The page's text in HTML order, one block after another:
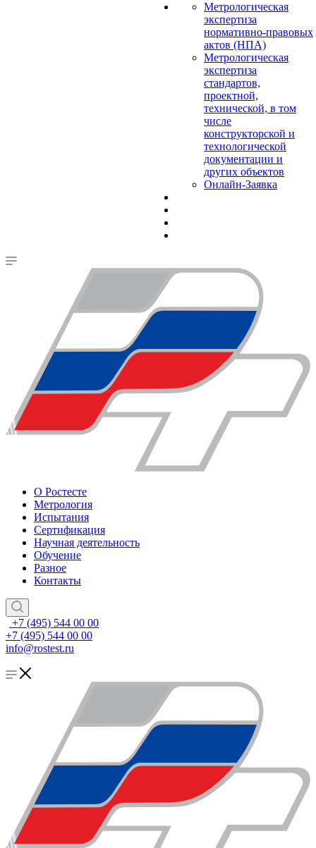
Метрологическая
экспертиза
нормативно-правовых
актов (НПА)
Метрологическая
экспертиза
стандартов,
проектной,
технической, в том
числе
конструкторской и
технологической
документации и
других объектов
Онлайн-Заявка
О Ростесте
Метрология
Испытания
Сертификация
Научная деятельность
Обучение
Разное
Контакты
+7 (495) 544 00 00
+7 (495) 544 00 00
info@rostest.ru